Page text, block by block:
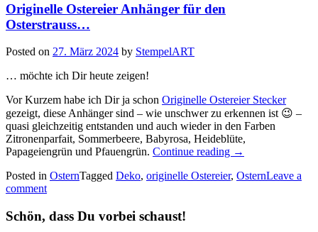
Originelle Ostereier Anhänger für den
Osterstrauss…
Posted on 27. März 2024 by StempelART
… möchte ich Dir heute zeigen!
Vor Kurzem habe ich Dir ja schon Originelle Ostereier Stecker
gezeigt, diese Anhänger sind – wie unschwer zu erkennen ist 😉 –
quasi gleichzeitig entstanden und auch wieder in den Farben
Zitronenparfait, Sommerbeere, Babyrosa, Heideblüte,
Papageiengrün und Pfauengrün. Continue reading „Originelle
Anhänger
→
Posted in OsternTagged Deko, originelle Ostereier, OsternLeave a
comment
Schön, dass Du vorbei schaust!